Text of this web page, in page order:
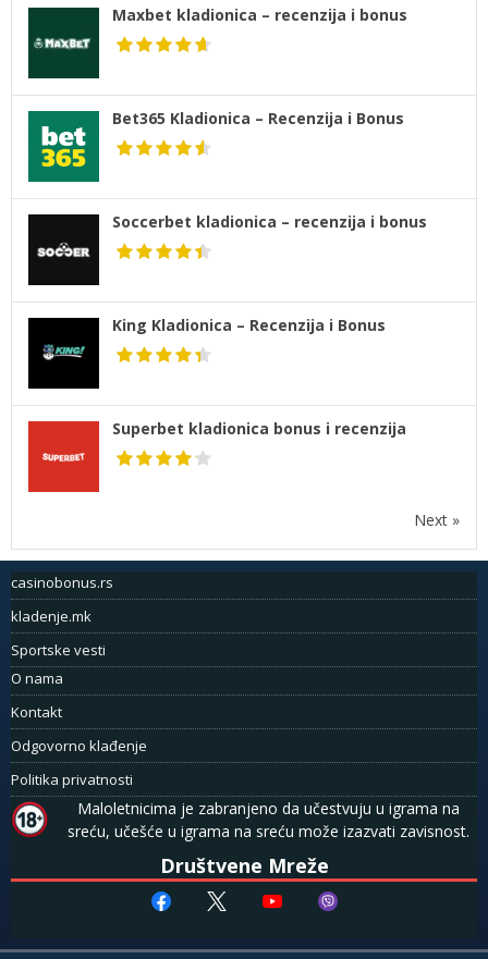
Maxbet kladionica – recenzija i bonus
Bet365 Kladionica – Recenzija i Bonus
Soccerbet kladionica – recenzija i bonus
King Kladionica – Recenzija i Bonus
Superbet kladionica bonus i recenzija
Next »
casinobonus.rs
kladenje.mk
Sportske vesti
O nama
Kontakt
Odgovorno klađenje
Politika privatnosti
Maloletnicima je zabranjeno da učestvuju u igrama na
sreću, učešće u igrama na sreću može izazvati zavisnost.
Društvene Mreže